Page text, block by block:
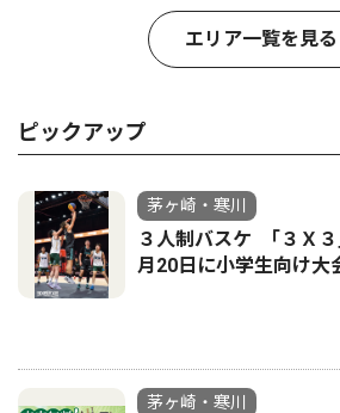
エリア一覧を見る
ピックアップ
茅ヶ崎・寒川
３人制バスケ ｢３Ｘ
月20日に小学生向け大
茅ヶ崎・寒川